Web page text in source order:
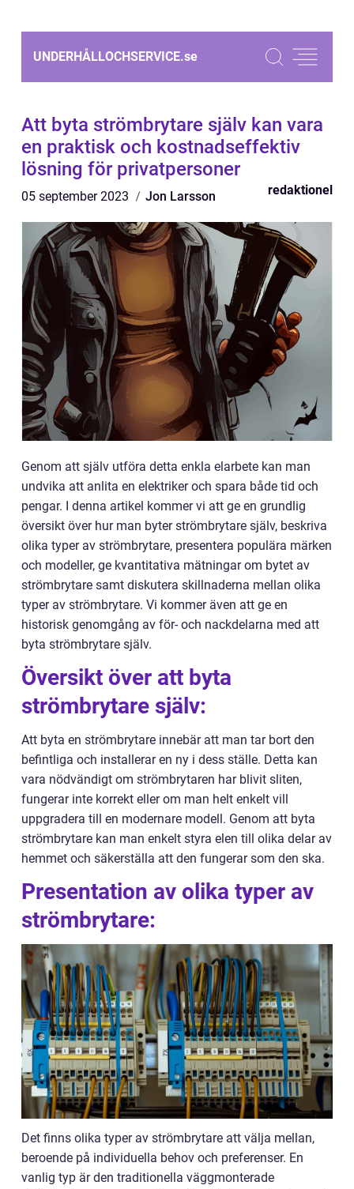
UNDERHÅLLOCHSERVICE.se
Att byta strömbrytare själv kan vara
en praktisk och kostnadseffektiv
lösning för privatpersoner
05 september 2023 Jon Larsson redaktionel
Genom att själv utföra detta enkla elarbete kan man
undvika att anlita en elektriker och spara både tid och
pengar. I denna artikel kommer vi att ge en grundlig
översikt över hur man byter strömbrytare själv, beskriva
olika typer av strömbrytare, presentera populära märken
och modeller, ge kvantitativa mätningar om bytet av
strömbrytare samt diskutera skillnaderna mellan olika
typer av strömbrytare. Vi kommer även att ge en
historisk genomgång av för- och nackdelarna med att
byta strömbrytare själv.
Översikt över att byta
strömbrytare själv:
Att byta en strömbrytare innebär att man tar bort den
befintliga och installerar en ny i dess ställe. Detta kan
vara nödvändigt om strömbrytaren har blivit sliten,
fungerar inte korrekt eller om man helt enkelt vill
uppgradera till en modernare modell. Genom att byta
strömbrytare kan man enkelt styra elen till olika delar av
hemmet och säkerställa att den fungerar som den ska.
Presentation av olika typer av
strömbrytare:
Det finns olika typer av strömbrytare att välja mellan,
beroende på individuella behov och preferenser. En
vanlig typ är den traditionella väggmonterade